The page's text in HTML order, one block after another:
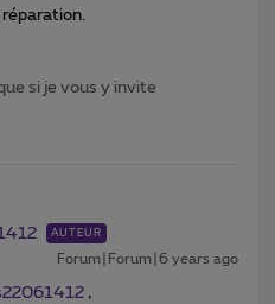
réparation.
si je vous y invite
AUTEUR
Forum|Forum|6 years ago
,